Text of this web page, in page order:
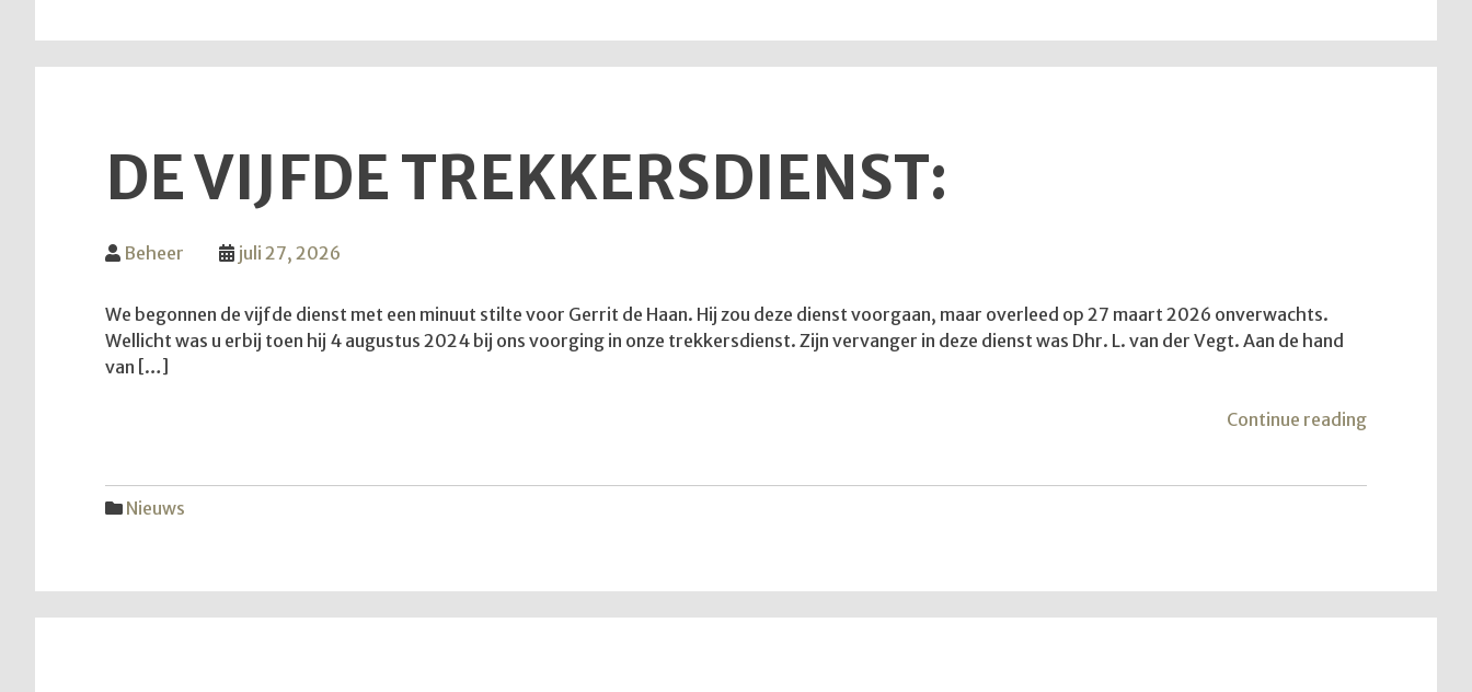
DE VIJFDE TREKKERSDIENST:
Beheer juli 27, 2026
We begonnen de vijfde dienst met een minuut stilte voor Gerrit de Haan. Hij zou deze dienst voorgaan, maar overleed op 27 maart 2026 onverwachts.
Wellicht was u erbij toen hij 4 augustus 2024 bij ons voorging in onze trekkersdienst. Zijn vervanger in deze dienst was Dhr. L. van der Vegt. Aan de hand
van […]
Continue reading"De
Nieuws